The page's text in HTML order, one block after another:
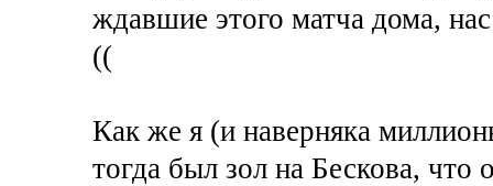
ждавшие этого матча дома,
((
Как же я (и наверняка
тогда был зол на Бескова, что